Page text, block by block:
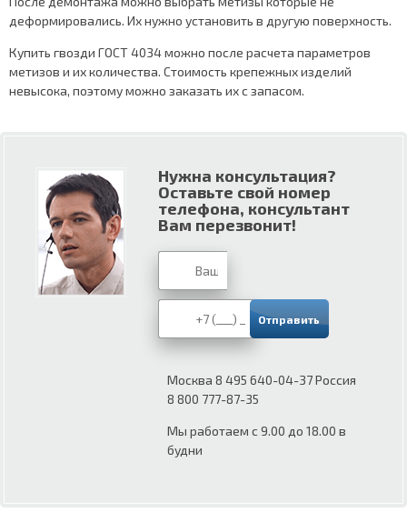
деформировались. Их нужно установить в другую поверхность.
Купить гвозди ГОСТ 4034 можно после расчета параметров
метизов и их количества. Стоимость крепежных изделий
невысока, поэтому можно заказать их с запасом.
Нужна консультация?
Оставьте свой номер
телефона, консультант
Вам перезвонит!
Москва 8 495 640-04-37 Россия
8 800 777-87-35
Мы работаем с 9.00 до 18.00 в
будни